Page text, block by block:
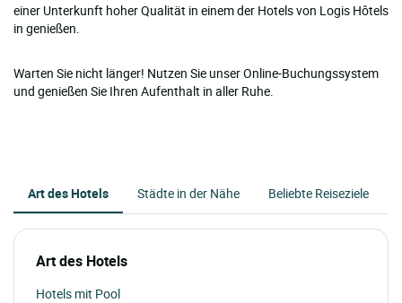
einer Unterkunft hoher Qualität in einem der Hotels von Logis Hôtels
in genießen.
Warten Sie nicht länger! Nutzen Sie unser Online-Buchungssystem
und genießen Sie Ihren Aufenthalt in aller Ruhe.
Art des Hotels Städte in der Nähe Beliebte Reiseziele
Art des Hotels
Hotels mit Pool